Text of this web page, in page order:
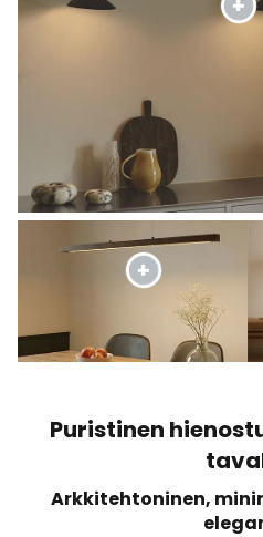
Puristinen
Arkkitehtoninen,